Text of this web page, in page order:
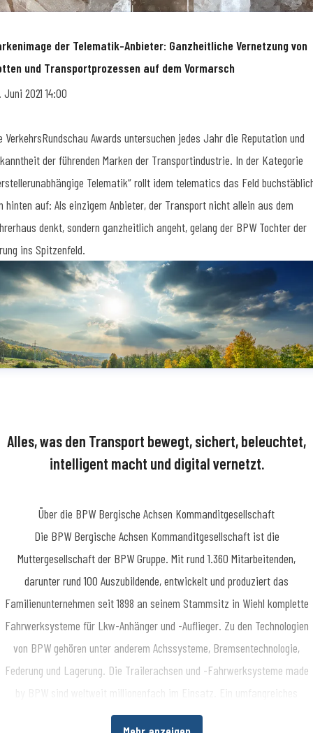
der Telematik-Anbieter: Ganzheitliche Vernetzung von
und Transportprozessen auf dem Vormarsch
Juni 2021 14:00
VerkehrsRundschau Awards untersuchen jedes Jahr die Reputation und
der führenden Marken der Transportindustrie. In der Kategorie
Telematik“ rollt idem telematics das Feld
hinten auf: Als einzigem Anbieter, der Transport nicht allein aus dem
denkt, sondern ganzheitlich angeht, gelang der BPW Tochter der
ins Spitzenfeld.
Alles, was den Transport bewegt, sichert, beleuchtet,
intelligent macht und digital vernetzt.
Über die BPW Bergische Achsen Kommanditgesellschaft
​Die BPW Bergische Achsen Kommanditgesellschaft ist die
Muttergesellschaft der BPW Gruppe. Mit rund 1.360 Mitarbeitenden,
darunter rund 100 Auszubildende, entwickelt und produziert das
Familienunternehmen seit 1898 an seinem Stammsitz in Wiehl komplette
Fahrwerksysteme für Lkw-Anhänger und -Auflieger. Zu den Technologien
von BPW gehören unter anderem Achssysteme, Bremsentechnologie,
Federung und Lagerung. Die Trailerachsen und -Fahrwerksysteme made
by BPW sind weltweit millionenfach im Einsatz. Ein umfangreiches
Dienstleistungsspektrum bietet Fahrzeugherstellern und -betreibern